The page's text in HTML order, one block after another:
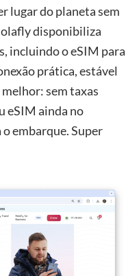
lugar do planeta sem
disponibiliza
incluindo o eSIM para
prática, estável
sem taxas
eSIM ainda no
embarque. Super